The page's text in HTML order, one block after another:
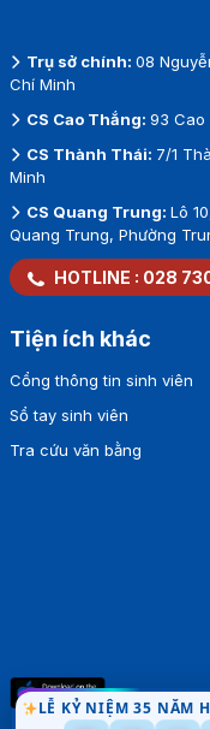
LỄ KỶ NIỆM 35 NĂM
Trụ sở chính: 08
Chí Minh
CS Cao Thắng: 93 Cao
CS Thành Thái: 7/1
Minh
CS Quang Trung: Lô
Quang Trung, Phường
HOTLINE : 028
Tiện ích khác
Cổng thông tin sinh viên
Sổ tay sinh viên
Tra cứu văn bằng